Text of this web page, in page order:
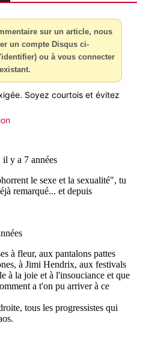
sur un article, nous
un compte Disqus ci-
ou à vous connecter
Soyez courtois et évitez